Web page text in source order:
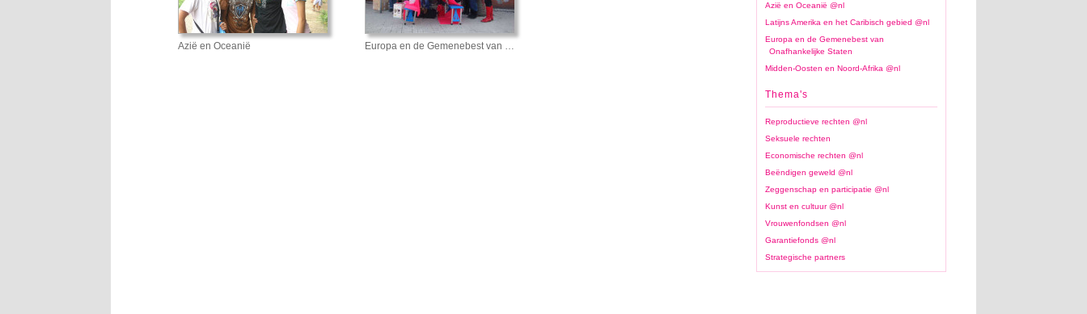
Azië en Oceanië Europa en de Gemenebest van …
Azië en Oceanië @nl
Latijns Amerika en het Caribisch gebied @nl
Europa en de Gemenebest van
Onafhankelijke Staten
Midden-Oosten en Noord-Afrika @nl
Thema's
Reproductieve rechten @nl
Seksuele rechten
Economische rechten @nl
Beëndigen geweld @nl
Zeggenschap en participatie @nl
Kunst en cultuur @nl
Vrouwenfondsen @nl
Garantiefonds @nl
Strategische partners